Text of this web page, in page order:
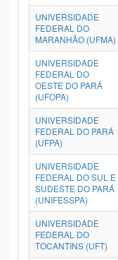
UNIVERSIDADE
FEDERAL DO
MARANHÃO (UFMA)
UNIVERSIDADE
FEDERAL DO
OESTE DO PARÁ
(UFOPA)
UNIVERSIDADE
FEDERAL DO PARÁ
(UFPA)
UNIVERSIDADE
FEDERAL DO SUL E
SUDESTE DO PARÁ
(UNIFESSPA)
UNIVERSIDADE
FEDERAL DO
TOCANTINS (UFT)